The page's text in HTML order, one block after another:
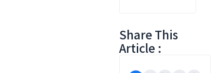
Share This
Article :